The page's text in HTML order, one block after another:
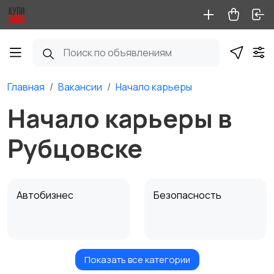
Главная Вакансии Начало карьеры
Начало карьеры в
Рубцовске
Автобизнес Безопасность
Бытовые услуги и
Высший менеджмент
Показать все категории